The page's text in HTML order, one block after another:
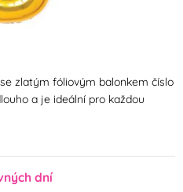
zlatým fóliovým balonkem číslo
a je ideální pro každou
dní